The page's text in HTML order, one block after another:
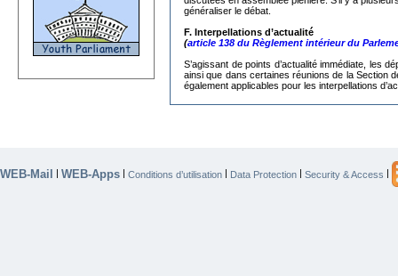
généraliser le débat.
F. Interpellations d’actualité
(article 138 du Règlement intérieur du
S’agissant depoints d’actualité immédiate, les
ainsi que dans certaines réunions de la Section
également applicables pour les interpellations
WEB-Mail | WEB-Apps | Conditions d’utilisation | Data Protection | Security & Access |